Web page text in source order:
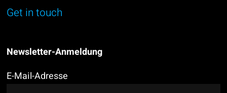
Get in touch
Newsletter-Anmeldung
E-Mail-Adresse